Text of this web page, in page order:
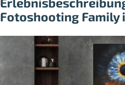
Fotoshooting Family